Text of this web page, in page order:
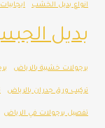
انواع بديل الخشب
بديل
برجولات خشبية بالرياض
تركيب ورق جدران بالرياض
تفصيل برجولات في الرياض